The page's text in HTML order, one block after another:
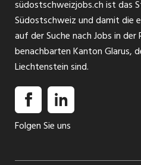
südostschweizjobs.ch ist das
Südostschweiz und damit die
auf der Suche nach Jobs in der
benachbarten Kanton Glarus,
Liechtenstein sind.
Folgen Sie uns